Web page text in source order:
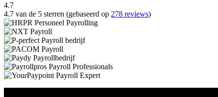
4.7
4.7 van de 5 sterren (gebaseerd op 278 reviews)